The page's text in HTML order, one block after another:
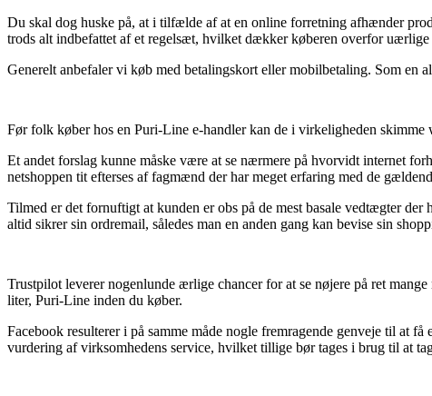
Du skal dog huske på, at i tilfælde af at en online forretning afhænder
trods alt indbefattet af et regelsæt, hvilket dækker køberen overfor uærlige
Generelt anbefaler vi køb med betalingskort eller mobilbetaling. Som en
Før folk køber hos en Puri-Line e-handler kan de i virkeligheden
Et andet forslag kunne måske være at se nærmere på hvorvidt internet
netshoppen tit efterses af fagmænd der har meget erfaring med de
Tilmed er det fornuftigt at kunden er obs på de mest basale vedtægter
altid sikrer sin ordremail, således man en anden gang kan bevise sin
Trustpilot leverer nogenlunde ærlige chancer for at se nøjere på ret
liter, Puri-Line inden du køber.
Facebook resulterer i på samme måde nogle fremragende genveje til at
vurdering af virksomhedens service, hvilket tillige bør tages i brug til at